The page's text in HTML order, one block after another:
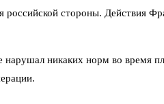
стороны. Действия
никаких норм во время